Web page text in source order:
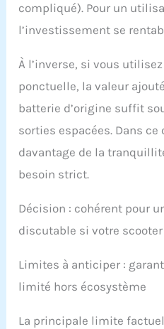
compliqué). Pour un
l’investissement se
À l’inverse, si vous
ponctuelle, la valeur
batterie d’origine suffit
sorties espacées. Dans ce
davantage de la
besoin strict.
Décision : cohérent pour
discutable si votre
Limites à anticiper :
limité hors écosystème
La principale limite